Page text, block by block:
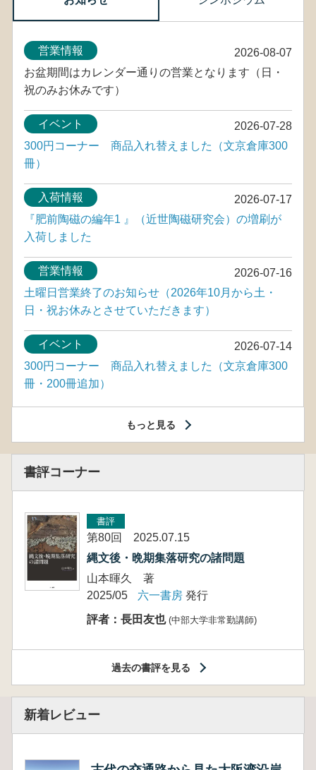
2026-08-07
営業情報
お盆期間はカレンダー通りの営業となります（日・
祝のみお休みです）
2026-07-28
イベント
300円コーナー 商品入れ替えました（文京倉庫300
冊）
2026-07-17
入荷情報
『肥前陶磁の編年1 』（近世陶磁研究会）の増刷が
入荷しました
2026-07-16
営業情報
土曜日営業終了のお知らせ（2026年10月から土・
日・祝お休みとさせていただきます）
2026-07-14
イベント
300円コーナー 商品入れ替えました（文京倉庫300
冊・200冊追加）
もっと見る
書評コーナー
書評
第80回 2025.07.15
縄文後・晩期集落研究の諸問題
山本暉久 著
2025/05
六一書房 発行
評者：長田友也 (中部大学非常勤講師)
過去の書評を見る
新着レビュー